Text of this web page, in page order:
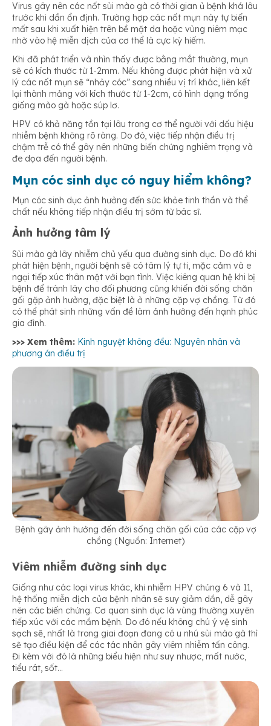
Virus gây nên các nốt sùi mào gà có thời gian ủ bệnh khá lâu
trước khi dần ổn định. Trường hợp các nốt mụn này tự biến
mất sau khi xuất hiện trên bề mặt da hoặc vùng niêm mạc
nhờ vào hệ miễn dịch của cơ thể là cực kỳ hiếm.
Khi đã phát triển và nhìn thấy được bằng mắt thường, mụn
sẽ có kích thước từ 1-2mm. Nếu không được phát hiện và xử
lý các nốt mụn sẽ “nhảy cóc” sang nhiều vị trí khác, liên kết
lại thành mảng với kích thước từ 1-2cm, có hình dạng trống
giống mào gà hoặc súp lơ.
HPV có khả năng tồn tại lâu trong cơ thể người với dấu hiệu
nhiễm bệnh không rõ ràng. Do đó, việc tiếp nhận điều trị
chậm trễ có thể gây nên những biến chứng nghiêm trọng và
đe dọa đến người bệnh.
Mụn cóc sinh dục có nguy hiểm không?
Mụn cóc sinh dục ảnh hưởng đến sức khỏe tinh thần và thể
chất nếu không tiếp nhận điều trị sớm từ bác sĩ.
Ảnh hưởng tâm lý
Sùi mào gà lây nhiễm chủ yếu qua đường sinh dục. Do đó khi
phát hiện bệnh, người bệnh sẽ có tâm lý tự ti, mặc cảm và e
ngại tiếp xúc thân mật với bạn tình. Việc kiêng quan hệ khi bị
bệnh để tránh lây cho đối phương cũng khiến đời sống chăn
gối gặp ảnh hưởng, đặc biệt là ở những cặp vợ chồng. Từ đó
có thể phát sinh những vấn đề làm ảnh hưởng đến hạnh phúc
gia đình.
>>> Xem thêm: Kinh nguyệt không đều: Nguyên nhân và
phương án điều trị
Bệnh gây ảnh hưởng đến đời sống chăn gối của các cặp vợ
chồng (Nguồn: Internet)
Viêm nhiễm đường sinh dục
Giống như các loại virus khác, khi nhiễm HPV chủng 6 và 11,
hệ thống miễn dịch của bệnh nhân sẽ suy giảm dần, dễ gây
nên các biến chứng. Cơ quan sinh dục là vùng thường xuyên
tiếp xúc với các mầm bệnh. Do đó nếu không chú ý vệ sinh
sạch sẽ, nhất là trong giai đoạn đang có u nhú sùi mào gà thì
sẽ tạo điều kiện để các tác nhân gây viêm nhiễm tấn công.
Đi kèm với đó là những biểu hiện như suy nhược, mất nước,
tiểu rát, sốt…